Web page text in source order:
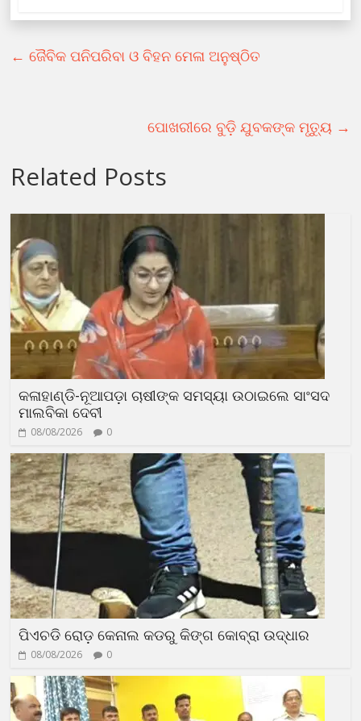
← ଜୈବିକ ପନିପରିବା ଓ ବିହନ ମେଳା ଅନୁଷ୍ଠିତ
ପୋଖରୀରେ ବୁଡ଼ି ଯୁବକଙ୍କ ମୃତ୍ୟୁ →
Related Posts
କଳାହାଣ୍ଡି-ନୂଆପଡ଼ା ଚାଷୀଙ୍କ ସମସ୍ୟା ଉଠାଇଲେ ସାଂସଦ
ମାଲବିକା ଦେବୀ
08/08/2026 0
ପିଏଚଡି ରୋଡ଼ କେନାଲ କଡରୁ କିଙ୍ଗ କୋବ୍ରା ଉଦ୍ଧାର
08/08/2026 0